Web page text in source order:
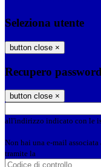
Seleziona utente
button close ×
Recupero password
button close ×
all'indirizzo indicato con le
Non hai una e-mail
tramite la